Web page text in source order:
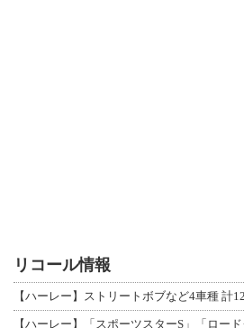
リコール情報
【ハーレー】ストリートボブなど4車種 計